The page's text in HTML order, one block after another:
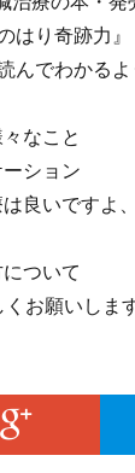
はり奇跡力』
でわかるよ
なこと
ション
良いですよ
ついて
お願いします